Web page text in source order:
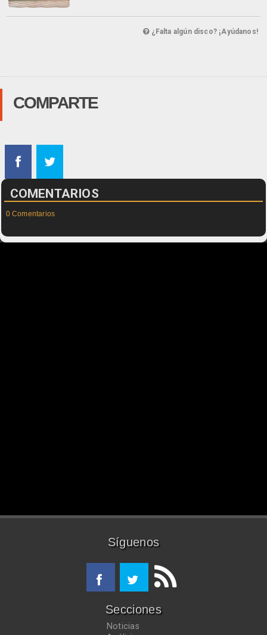
¿Falta algún disco? ¡Ayúdanos!
COMPARTE
COMENTARIOS
0 Comentarios
Síguenos
Secciones
Noticias